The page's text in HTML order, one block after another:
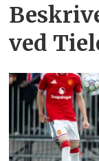
ved